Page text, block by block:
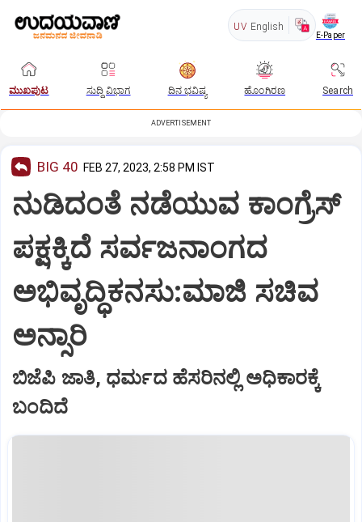
UV English
E-Paper
ಮುಖಪುಟ ಸುದ್ದಿ ವಿಭಾಗ ದಿನ ಭವಿಷ್ಯ ಹೊಂಗಿರಣ Search
ADVERTISEMENT
BIG 40 FEB 27, 2023, 2:58 PM IST
ನುಡಿದಂತೆ ನಡೆಯುವ ಕಾಂಗ್ರೆಸ್
ಪಕ್ಷಕ್ಕಿದೆ ಸರ್ವಜನಾಂಗದ
ಅಭಿವೃದ್ಧಿಕನಸು:ಮಾಜಿ ಸಚಿವ
ಅನ್ಸಾರಿ
ಬಿಜೆಪಿ ಜಾತಿ, ಧರ್ಮದ ಹೆಸರಿನಲ್ಲಿ ಅಧಿಕಾರಕ್ಕೆ
ಬಂದಿದೆ